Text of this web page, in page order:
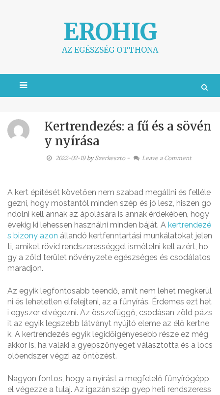
o
EROHIG
AZ EGÉSZSÉG OTTHONA
Kertrendezés: a fű és a sövén
y nyírása
2022-02-19bySzerkeszto - Leave a Comment
A kert építését követően nem szabad megállni és felléle
gezni, hogy mostantól minden szép és jó lesz, hiszen go
ndolni kell annak az ápolására is annak érdekében, hogy
évekig ki lehessen használni minden báját. A kertrendezé
s bizony azon állandó kertfenntartási munkálatokat jelen
ti, amiket rövid rendszerességgel ismételni kell azért, ho
gy a zöld terület növényzete egészséges és csodálatos
maradjon.
Az egyik legfontosabb teendő, amit nem lehet megkerül
ni és lehetetlen elfelejteni, az a fűnyírás. Érdemes ezt het
i egyszer elvégezni. Az összefüggő, csodásan zöld pázs
it az egyik legszebb látványt nyújtó eleme az élő kertne
k. A kertrendezés egyik legidőigényesebb része ez még
akkor is, ha valaki a gyepszőnyeget választotta és a locs
olóendszer végzi az öntözést.
Nagyon fontos, hogy a nyírást a megfelelő fűnyírógépp
el végezze a tulaj. Az igazán szép gyep heti rendszeress